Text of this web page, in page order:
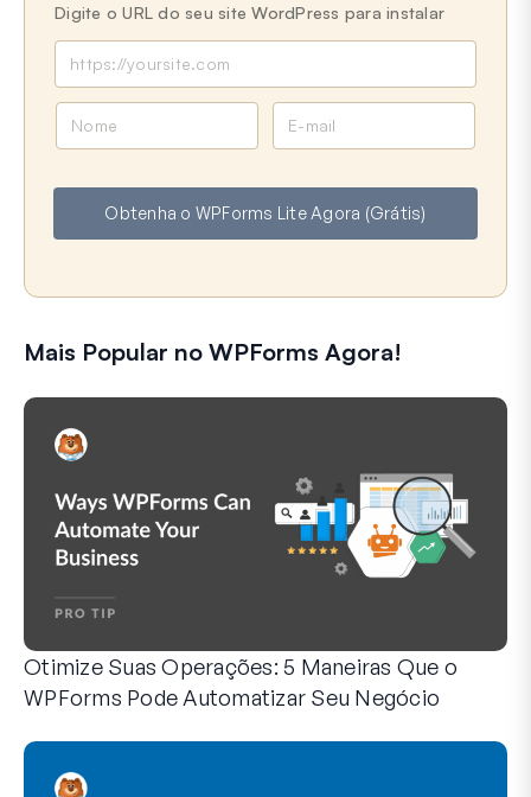
Digite o URL do seu site WordPress para instalar
e
a
l
Obtenha o WPForms Lite Agora (Grátis)
Mais Popular no WPForms Agora!
Otimize Suas Operações: 5 Maneiras Que o
WPForms Pode Automatizar Seu Negócio